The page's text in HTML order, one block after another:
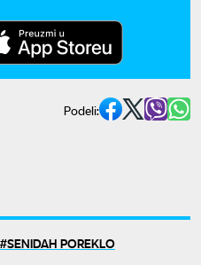
Podeli:
SENIDAH POREKLO